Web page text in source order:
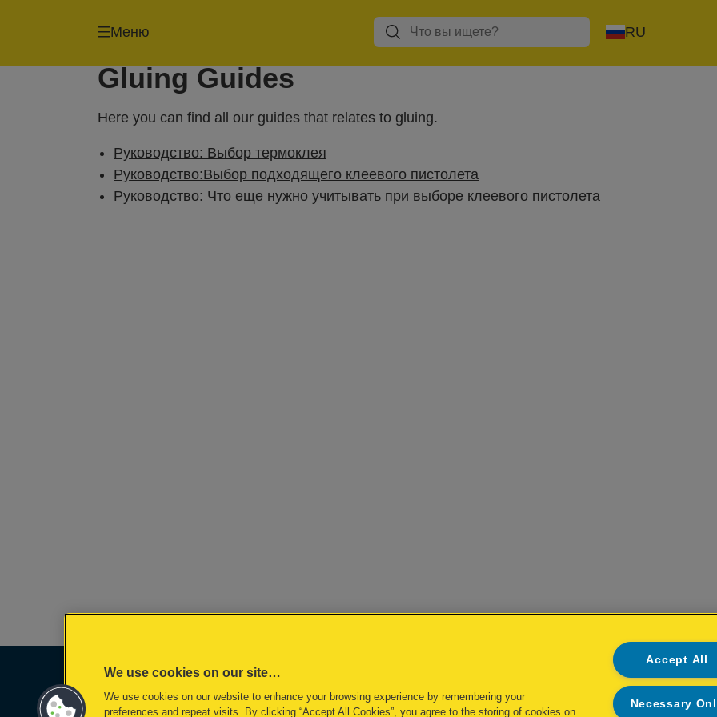
Меню RU
Gluing Guides
Here you can find all our guides that relates to gluing.
Руководство: Выбор термоклея
Руководство:Выбор подходящего клеевого пистолета
Руководство: Что еще нужно учитывать при выборе клеевого пистолета
We use cookies on our site…
We use cookies on our website to enhance your browsing experience by remembering your
preferences and repeat visits. By clicking “Accept All Cookies”, you agree to the storing of cookies on
Accept All
Necessary